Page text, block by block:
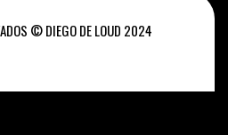
© DIEGO DE LOUD 2024